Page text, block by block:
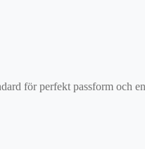
för perfekt passform och